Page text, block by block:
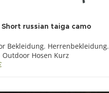
Short russian taiga camo
Bekleidung, Herrenbekleidung,
Outdoor Hosen Kurz